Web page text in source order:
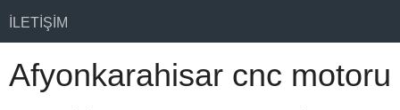
İLETIŞIM
Afyonkarahisar cnc motoru